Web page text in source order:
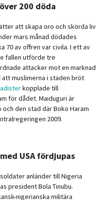
200 döda
att skapa oro och skörda liv
mars månad dödades
70 av offren var civila. I ett av
fallen utförde tre
attacker mot en marknad
att muslimerna i staden bröt
kopplade till
för dådet. Maiduguri är
den stad där Boko Haram
2009.
USA fördjupas
anländer till Nigeria
president Bola Tinubu.
nigerianska militära